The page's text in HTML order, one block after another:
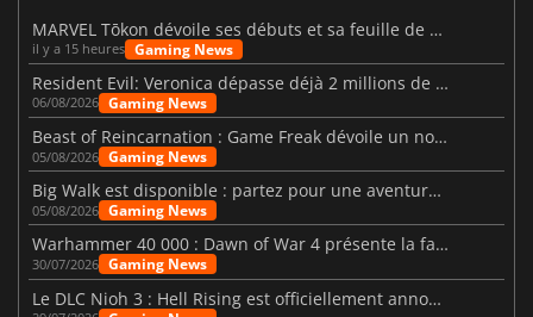
MARVEL Tōkon dévoile ses débuts et sa feuille de route
il y a 15 heures Gaming News
Resident Evil: Veronica dépasse déjà 2 millions de wishlists
06/08/2026 Gaming News
Beast of Reincarnation : Game Freak dévoile un nouveau pari
05/08/2026 Gaming News
Big Walk est disponible : partez pour une aventure entre amis
05/08/2026 Gaming News
Warhammer 40 000 : Dawn of War 4 présente la faction des Nécrons
30/07/2026 Gaming News
Le DLC Nioh 3 : Hell Rising est officiellement annoncé